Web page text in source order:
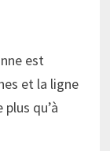
est
et la ligne
qu’à